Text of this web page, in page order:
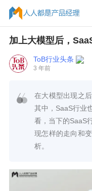
加上大模型后，
ToB行业头条
3 年前
在大模型出现之
其中，SaaS行业
看，当下的SaaS
现怎样的走向和
析。